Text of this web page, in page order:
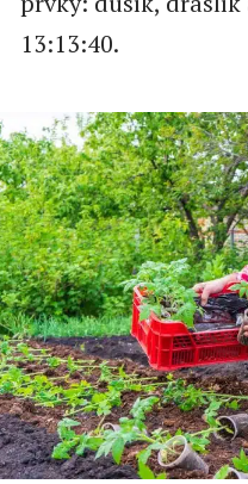
13:13:40.